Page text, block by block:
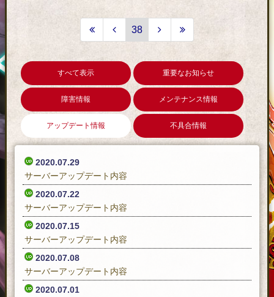
38
すべて表示 重要なお知らせ
障害情報 メンテナンス情報
アップデート情報 不具合情報
2020.07.29
サーバーアップデート内容
2020.07.22
サーバーアップデート内容
2020.07.15
サーバーアップデート内容
2020.07.08
サーバーアップデート内容
2020.07.01